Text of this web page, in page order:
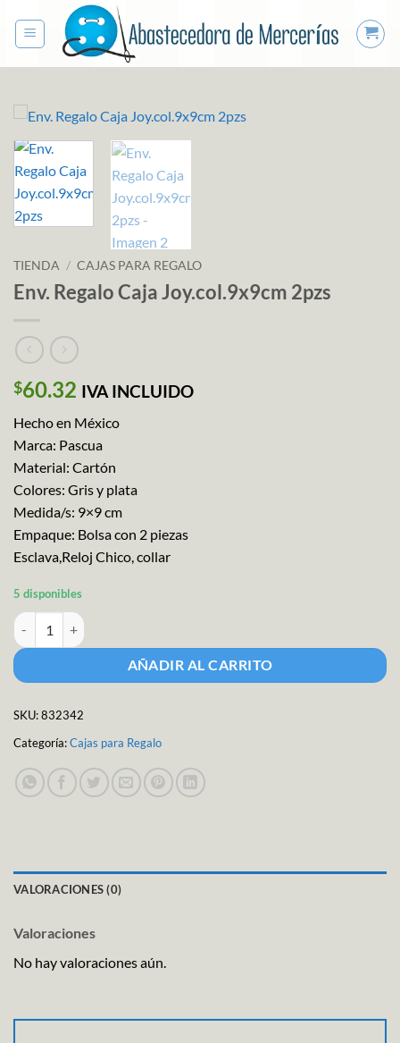
TIENDA / CAJAS PARA REGALO
Env. Regalo Caja Joy.col.9x9cm 2pzs
$60.32 IVA INCLUIDO
Hecho en México
Marca: Pascua
Material: Cartón
Colores: Gris y plata
Medida/s: 9×9 cm
Empaque: Bolsa con 2 piezas
Esclava,Reloj Chico, collar
5 disponibles
Env. Regalo Caja Joy.col.9x9cm 2pzs cantidad
AÑADIR AL CARRITO
SKU:832342
Categoría:Cajas para Regalo
VALORACIONES (0)
Valoraciones
No hay valoraciones aún.